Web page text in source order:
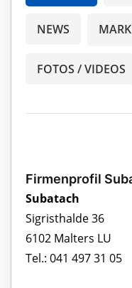
NEWS
FOTOS / VIDEOS
Firmenprofil
Subatach
Sigristhalde 36
6102 Malters LU
Tel.: 041 497 31 05